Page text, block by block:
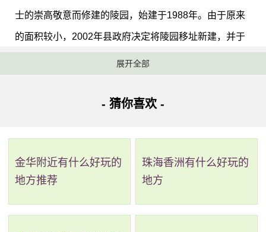
士的崇高敬意而修建的陵园，始建于1988年。由于原来
的面积较小，2002年县政府决定将陵园移址新建，并于
2004年8月13日落成，占地39000平方米，园内有革命烈
士墓群和革命纪念馆等。走进陵园可以看到高耸肃穆的
严肃穆。
展开全部
- 猜你喜欢 -
金华附近有什么好玩的
地方推荐
珠海香洲有什么好玩的
地方